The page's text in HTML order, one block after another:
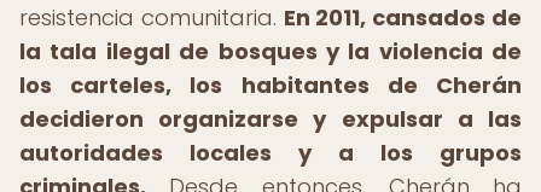
resistencia comunitaria. En 2011, cansados de
la tala ilegal de bosques y la violencia de
los carteles, los habitantes de Cherán
decidieron organizarse y expulsar a las
autoridades locales y a los grupos